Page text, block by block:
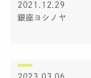
2021.12.29
銀座ヨシノヤ